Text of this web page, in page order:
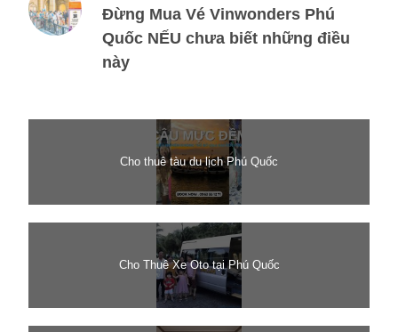
Đừng Mua Vé Vinwonders Phú
Quốc NẾU chưa biết những điều
này
Cho thuê tàu du lịch Phú Quốc
Cho Thuê Xe Oto tại Phú Quốc